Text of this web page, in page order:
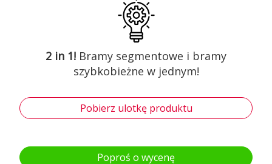
2 in 1! Bramy segmentowe i bramy
szybkobieżne w jednym!
Pobierz ulotkę produktu
Poproś o wycenę